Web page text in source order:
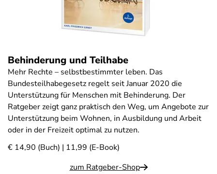
Behinderung und Teilhabe
Mehr Rechte – selbstbestimmter leben. Das
Bundesteilhabegesetz regelt seit Januar 2020 die
Unterstützung für Menschen mit Behinderung. Der
Ratgeber zeigt ganz praktisch den Weg, um Angebote zur
Unterstützung beim Wohnen, in Ausbildung und Arbeit
oder in der Freizeit optimal zu nutzen.
€ 14,90 (Buch) | 11,99 (E-Book)
zum Ratgeber-Shop